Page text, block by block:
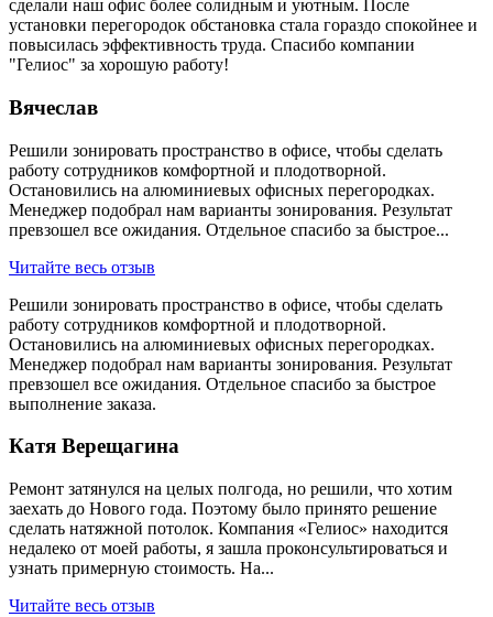
сделали наш офис более солидным и уютным. После
установки перегородок обстановка стала гораздо спокойнее и
повысилась эффективность труда. Спасибо компании
"Гелиос" за хорошую работу!
Вячеслав
Решили зонировать пространство в офисе, чтобы сделать
работу сотрудников комфортной и плодотворной.
Остановились на алюминиевых офисных перегородках.
Менеджер подобрал нам варианты зонирования. Результат
превзошел все ожидания. Отдельное спасибо за быстрое...
Читайте весь отзыв
Решили зонировать пространство в офисе, чтобы сделать
работу сотрудников комфортной и плодотворной.
Остановились на алюминиевых офисных перегородках.
Менеджер подобрал нам варианты зонирования. Результат
превзошел все ожидания. Отдельное спасибо за быстрое
выполнение заказа.
Катя Верещагина
Ремонт затянулся на целых полгода, но решили, что хотим
заехать до Нового года. Поэтому было принято решение
сделать натяжной потолок. Компания «Гелиос» находится
недалеко от моей работы, я зашла проконсультироваться и
узнать примерную стоимость. На...
Читайте весь отзыв